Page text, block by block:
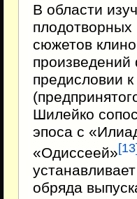
В области
плодотворных
сюжетов
предисловии
Шилейко
эпоса с
«Одиссеей»[13
обряда